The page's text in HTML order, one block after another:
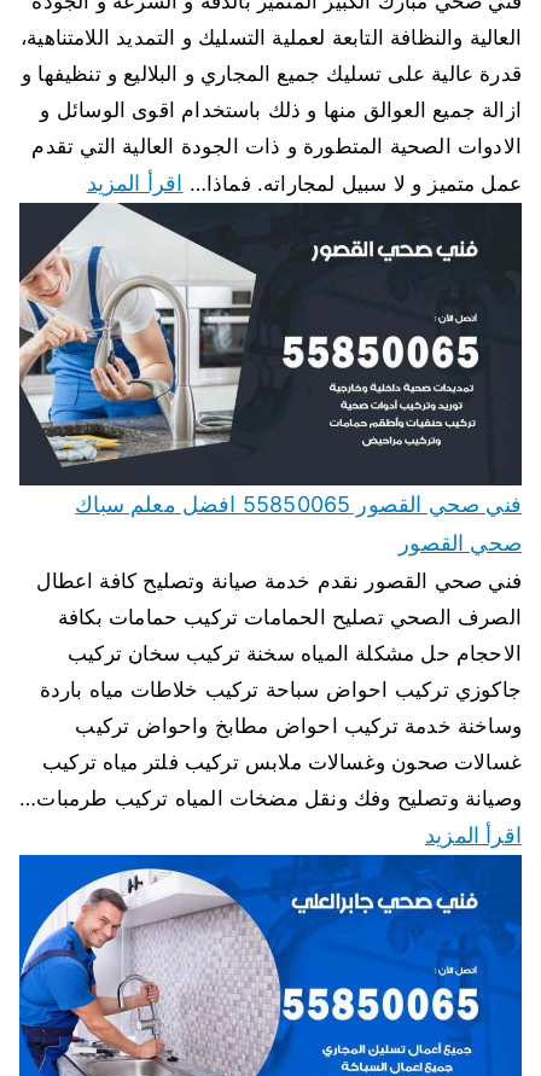
العالية والنظافة التابعة لعملية التسليك و التمديد اللامتناهية،
قدرة عالية على تسليك جميع المجاري و البلاليع و تنظيفها و
ازالة جميع العوالق منها و ذلك باستخدام اقوى الوسائل و
الادوات الصحية المتطورة و ذات الجودة العالية التي تقدم
عمل متميز و لا سبيل لمجاراته. فماذا… اقرأ المزيد
فني صحي القصور 55850065 افضل معلم سباك
صحي القصور
فني صحي القصور نقدم خدمة صيانة وتصليح كافة اعطال
الصرف الصحي تصليح الحمامات تركيب حمامات بكافة
الاحجام حل مشكلة المياه سخنة تركيب سخان تركيب
جاكوزي تركيب احواض سباحة تركيب خلاطات مياه باردة
وساخنة خدمة تركيب احواض مطابخ واحواض تركيب
غسالات صحون وغسالات ملابس تركيب فلتر مياه تركيب
وصيانة وتصليح وفك ونقل مضخات المياه تركيب طرمبات…
اقرأ المزيد